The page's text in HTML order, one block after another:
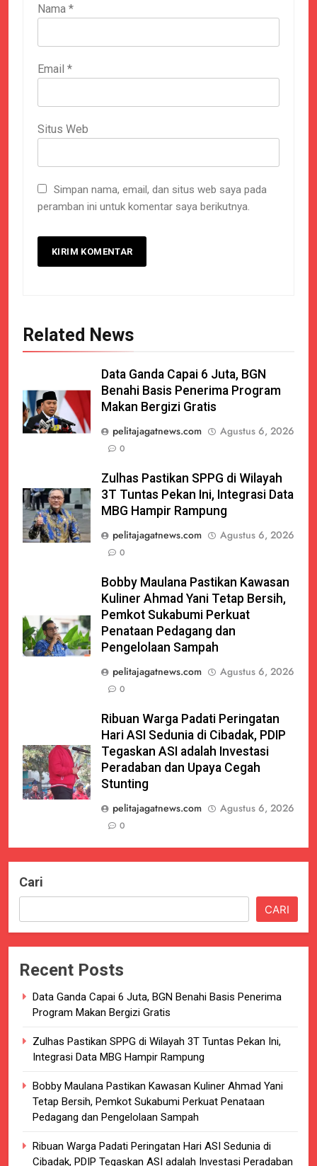
Nama *
Email *
Situs Web
Simpan nama, email, dan situs web saya pada
peramban ini untuk komentar saya berikutnya.
Related News
Data Ganda Capai 6 Juta, BGN
Benahi Basis Penerima Program
Makan Bergizi Gratis
pelitajagatnews.com
Agustus 6, 2026
0
Zulhas Pastikan SPPG di Wilayah
3T Tuntas Pekan Ini, Integrasi Data
MBG Hampir Rampung
pelitajagatnews.com
Agustus 6, 2026
0
Bobby Maulana Pastikan Kawasan
Kuliner Ahmad Yani Tetap Bersih,
Pemkot Sukabumi Perkuat
Penataan Pedagang dan
Pengelolaan Sampah
pelitajagatnews.com
Agustus 6, 2026
0
Ribuan Warga Padati Peringatan
Hari ASI Sedunia di Cibadak, PDIP
Tegaskan ASI adalah Investasi
Peradaban dan Upaya Cegah
Stunting
pelitajagatnews.com
Agustus 6, 2026
0
Cari
CARI
Recent Posts
Data Ganda Capai 6 Juta, BGN Benahi Basis Penerima
Program Makan Bergizi Gratis
Zulhas Pastikan SPPG di Wilayah 3T Tuntas Pekan Ini,
Integrasi Data MBG Hampir Rampung
Bobby Maulana Pastikan Kawasan Kuliner Ahmad Yani
Tetap Bersih, Pemkot Sukabumi Perkuat Penataan
Pedagang dan Pengelolaan Sampah
Ribuan Warga Padati Peringatan Hari ASI Sedunia di
Cibadak, PDIP Tegaskan ASI adalah Investasi Peradaban